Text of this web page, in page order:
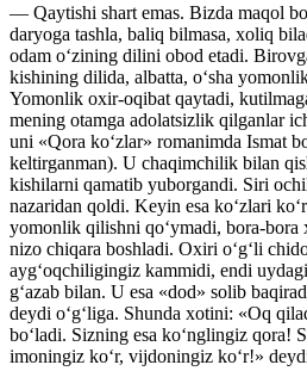
— Qaytishi shart emas. Bizda maqol
daryoga tashla, baliq bilmasa, xoliq
odam o‘zining dilini obod etadi.
kishining dilida, albatta, o‘sha
Yomonlik oxir-oqibat qaytadi,
mening otamga adolatsizlik qilganlar
uni «Qora ko‘zlar» romanimda Ismat
keltirganman). U chaqimchilik bilan
kishilarni qamatib yuborgandi. Siri
nazaridan qoldi. Keyin esa ko‘zlari
yomonlik qilishni qo‘ymadi, bora-bora
nizo chiqara boshladi. Oxiri o‘g‘li
ayg‘oqchiligingiz kammidi, endi
g‘azab bilan. U esa «dod» solib
deydi o‘g‘liga. Shunda xotini: «Oq
bo‘ladi. Sizning esa ko‘nglingiz qora!
imoningiz ko‘r, vijdoningiz ko‘r!»